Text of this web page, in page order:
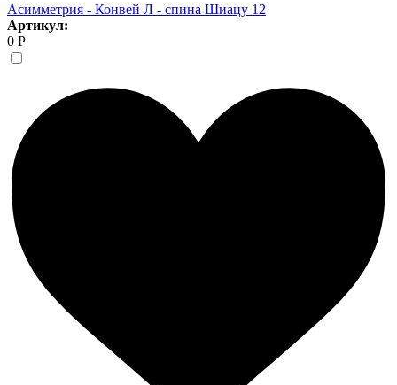
Асимметрия - Конвей Л - спина Шиацу 12
Артикул:
0 Р